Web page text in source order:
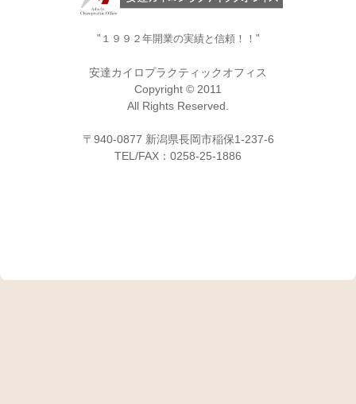
"１９９２年開業の実績と信頼！！"
安達カイロプラクティックオフィス
Copyright © 2011
All Rights Reserved.
〒940-0877 新潟県長岡市稲保1-237-6
TEL/FAX：0258-25-1886